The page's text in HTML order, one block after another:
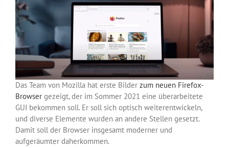
Das Team von Mozilla hat erste Bilder zum neuen Firefox-
Browser gezeigt, der im Sommer 2021 eine überarbeitete
GUI bekommen soll. Er soll sich optisch weiterentwickeln,
und diverse Elemente wurden an andere Stellen gesetzt.
Damit soll der Browser insgesamt moderner und
aufgeräumter daherkommen.